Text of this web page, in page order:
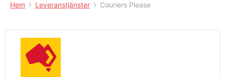
Hem Leveranstjänster Couriers Please